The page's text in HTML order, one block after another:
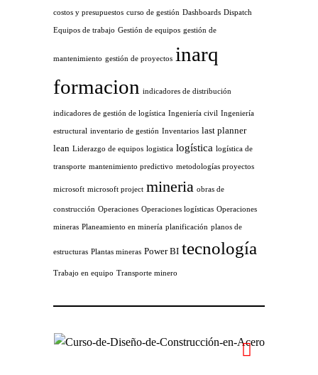
costos y presupuestos curso de gestión Dashboards Dispatch
Equipos de trabajo Gestión de equipos gestión de
mantenimiento gestión de proyectos inarq
formacion indicadores de distribución
indicadores de gestión de logística Ingeniería civil Ingeniería
estructural inventario de gestión Inventarios last planner
lean Liderazgo de equipos logistica logística logística de
transporte mantenimiento predictivo metodologías proyectos
microsoft microsoft project mineria obras de
construcción Operaciones Operaciones logísticas Operaciones
mineras Planeamiento en minería planificación planos de
estructuras Plantas mineras Power BI tecnología
Trabajo en equipo Transporte minero